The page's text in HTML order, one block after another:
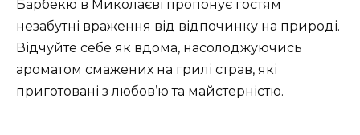
Барбекю в Миколаєві пропонує гостям
незабутні враження від відпочинку на природі.
Відчуйте себе як вдома, насолоджуючись
ароматом смажених на грилі страв, які
приготовані з любов’ю та майстерністю.